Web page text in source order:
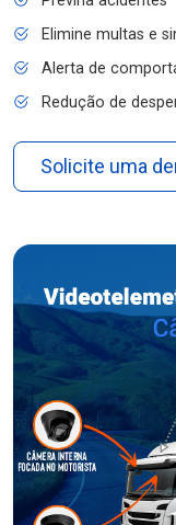
Elimine multas e
Alerta de
Redução de
Solicite uma